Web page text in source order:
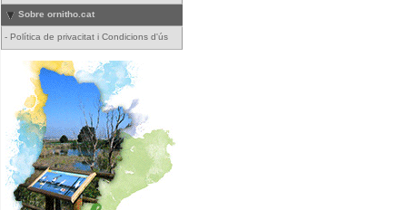
Sobre ornitho.cat
- Política de privacitat i Condicions d'ús